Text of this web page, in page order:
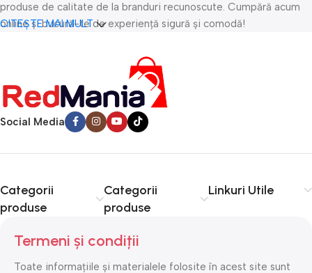
produse de calitate de la branduri recunoscute. Cumpără acum
online și bucură-te de experiență sigură și comodă!
CITEȘTE MAI MULT
Social Media
Categorii
produse
Categorii
produse
Linkuri Utile
Termeni și condiții
Toate informațiile și materialele folosite în acest site sunt